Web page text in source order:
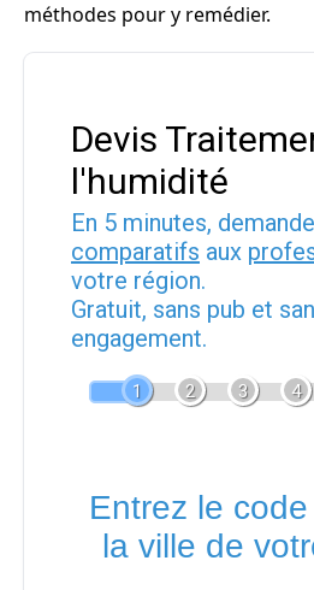
méthodes pour y remédier.
Devis
l'humidité
En 5 minutes,
comparatifs aux
votre région.
Gratuit, sans pub et
engagement.
1 2 3 4
Entrez le
la ville de